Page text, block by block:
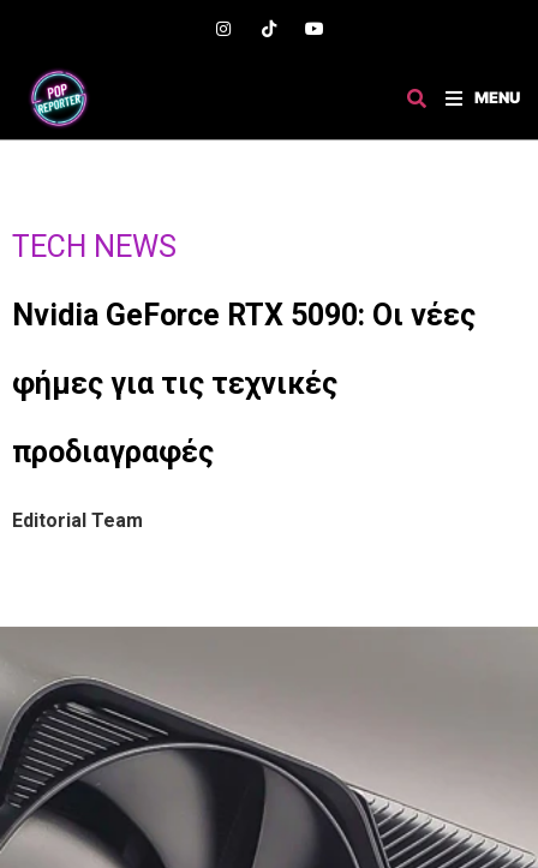
MENU
TECH NEWS
Nvidia GeForce RTX 5090: Οι νέες
φήμες για τις τεχνικές
προδιαγραφές
Editorial Team